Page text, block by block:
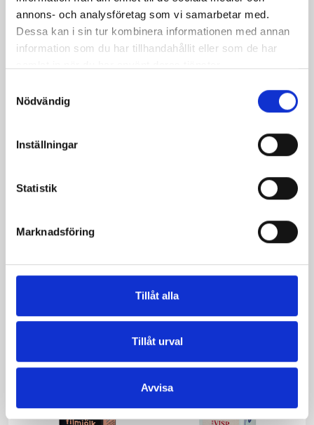
annons- och analysföretag som vi samarbetar med.
Dessa kan i sin tur kombinera informationen med annan
information som du har tillhandahållit eller som de har
Nödvändig
Inställningar
Statistik
Marknadsföring
Tillåt alla
Tillåt urval
Avvisa
Mellanmjölk
1,5% laktosfri 3dl
Jordgubbsfil 2,7%